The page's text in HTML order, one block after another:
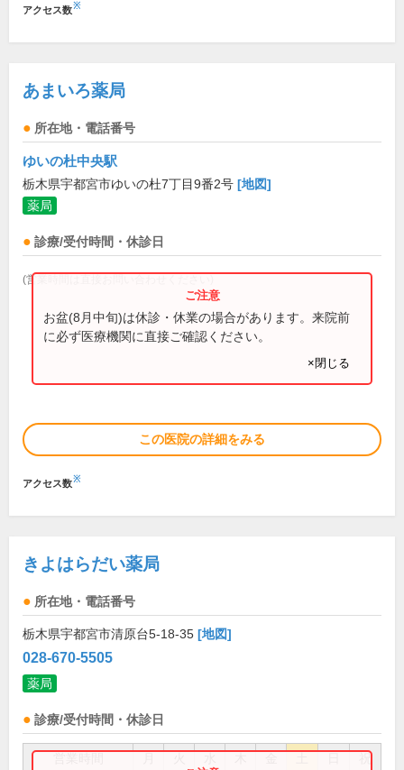
アクセス数※
あまいろ薬局
所在地・電話番号
ゆいの杜中央駅
栃木県宇都宮市ゆいの杜7丁目9番2号 [地図]
薬局
診療/受付時間・休診日
(営業時間は直接お問い合わせください)
お盆(8月中旬)は休診・休業の場合があります。来院前
に必ず医療機関に直接ご確認ください。
×閉じる
この医院の詳細をみる
アクセス数※
きよはらだい薬局
所在地・電話番号
栃木県宇都宮市清原台5-18-35 [地図]
028-670-5505
薬局
診療/受付時間・休診日
祝